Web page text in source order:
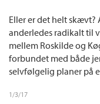
Eller er det helt
anderledes radikalt til
mellem Roskilde og
forbundet med både
selvfølgelig planer på
1/3/17